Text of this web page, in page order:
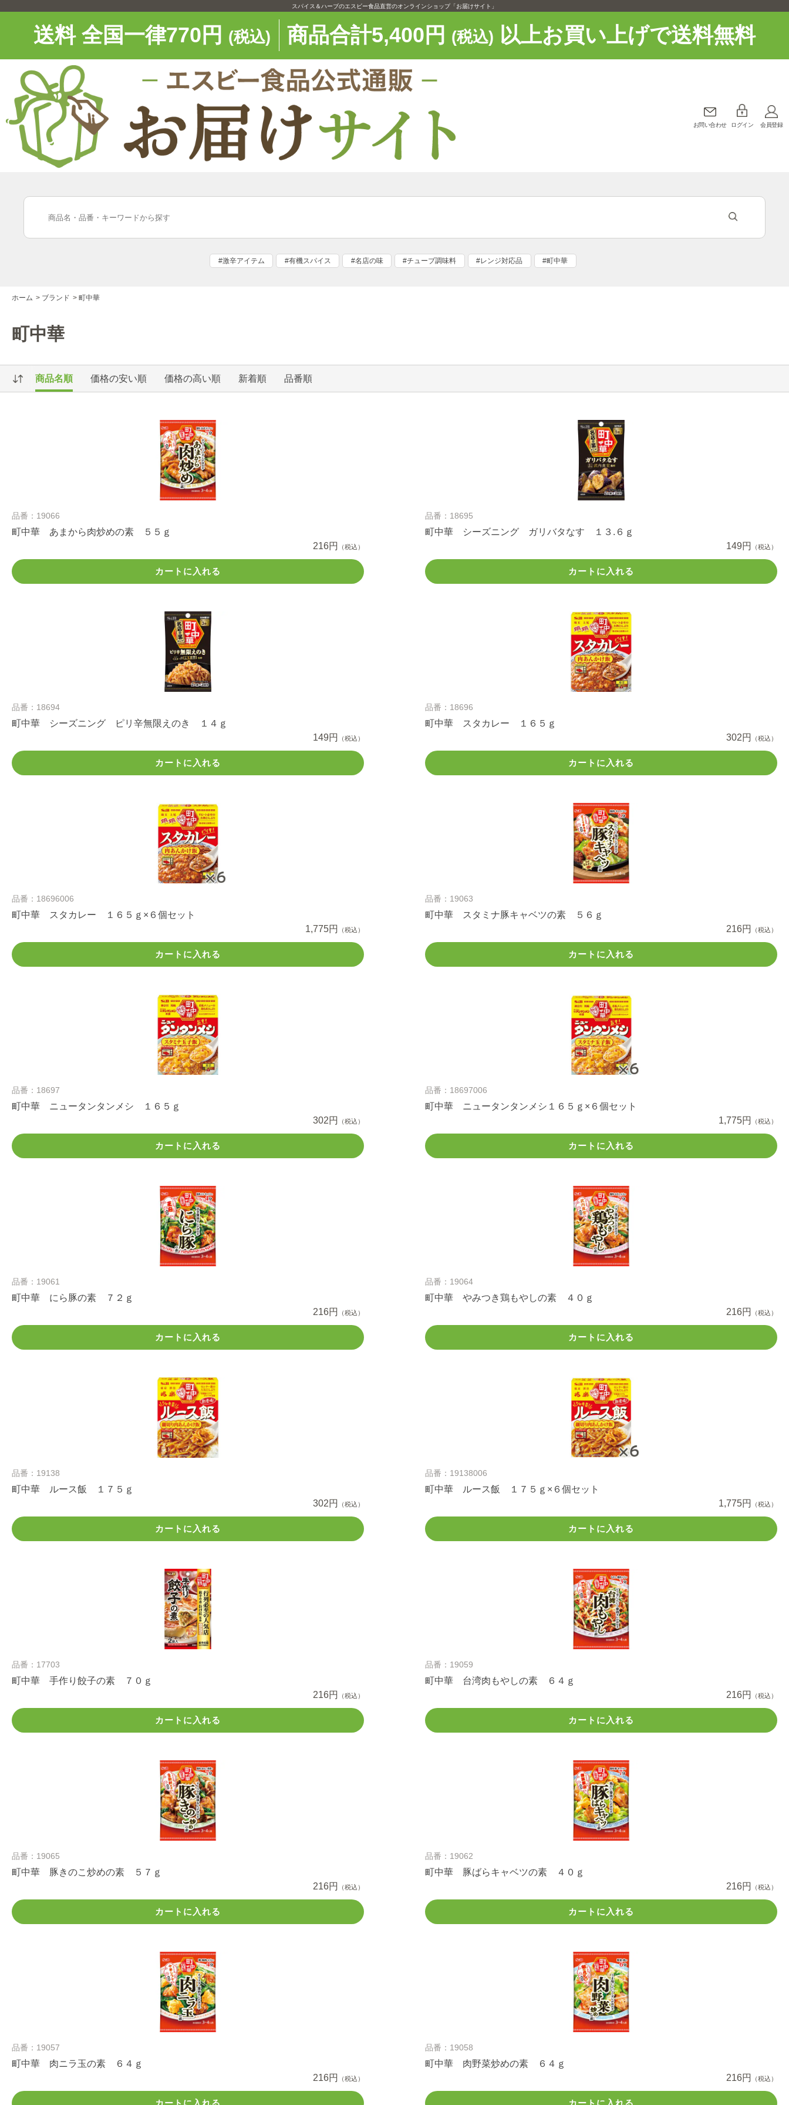
スパイス＆ハーブのエスビー食品直営のオンラインショップ「お届けサイト」
送料 全国一律770円 (税込) 商品合計5,400円 (税込) 以上お買い上げで送料無料
お問い合わせ ログイン 会員登録
#激辛アイテム #有機スパイス #名店の味 #チューブ調味料 #レンジ対応品 #町中華
ホーム > ブランド > 町中華
町中華
商品名順 価格の安い順 価格の高い順 新着順 品番順
品番：19066
町中華 あまから肉炒めの素 ５５ｇ
216円
（税込）
カートに入れる
品番：18695
町中華 シーズニング ガリバタなす １３.６ｇ
149円
（税込）
カートに入れる
品番：18694
町中華 シーズニング ピリ辛無限えのき １４ｇ
149円
（税込）
カートに入れる
品番：18696
町中華 スタカレー １６５ｇ
302円
（税込）
カートに入れる
品番：18696006
町中華 スタカレー １６５ｇ×６個セット
1,775円
（税込）
カートに入れる
品番：19063
町中華 スタミナ豚キャベツの素 ５６ｇ
216円
（税込）
カートに入れる
品番：18697
町中華 ニュータンタンメシ １６５ｇ
302円
（税込）
カートに入れる
品番：18697006
町中華 ニュータンタンメシ１６５ｇ×６個セット
1,775円
（税込）
カートに入れる
品番：19061
町中華 にら豚の素 ７２ｇ
216円
（税込）
カートに入れる
品番：19064
町中華 やみつき鶏もやしの素 ４０ｇ
216円
（税込）
カートに入れる
品番：19138
町中華 ルース飯 １７５ｇ
302円
（税込）
カートに入れる
品番：19138006
町中華 ルース飯 １７５ｇ×６個セット
1,775円
（税込）
カートに入れる
品番：17703
町中華 手作り餃子の素 ７０ｇ
216円
（税込）
カートに入れる
品番：19059
町中華 台湾肉もやしの素 ６４ｇ
216円
（税込）
カートに入れる
品番：19065
町中華 豚きのこ炒めの素 ５７ｇ
216円
（税込）
カートに入れる
品番：19062
町中華 豚ばらキャベツの素 ４０ｇ
216円
（税込）
カートに入れる
品番：19057
町中華 肉ニラ玉の素 ６４ｇ
216円
（税込）
品番：19058
町中華 肉野菜炒めの素 ６４ｇ
216円
（税込）